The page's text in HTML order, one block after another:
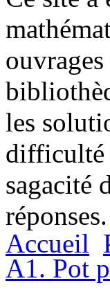
les
difficulté
sagacité
réponses.
Accueil
A1. Pot